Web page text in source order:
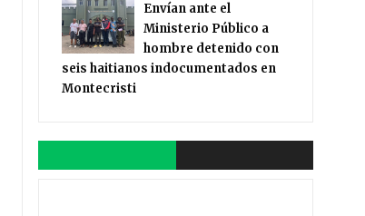
Envían ante el
Ministerio Público a
hombre detenido con
seis haitianos indocumentados en
Montecristi